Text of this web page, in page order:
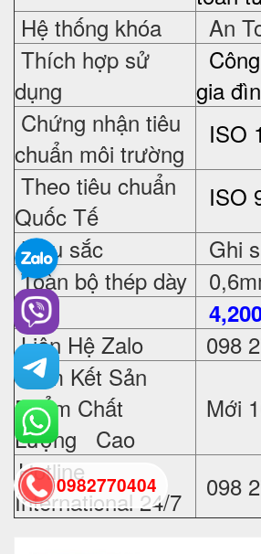
Hệ thống khóa
An
Thích hợp sử
dụng
gia
Chứng nhận tiêu
chuẩn môi trường
ISO
Theo tiêu chuẩn
Quốc Tế
ISO
Màu sắc
Ghi
Toàn bộ thép dày
Giá
Liên Hệ Zalo
098
Cam Kết Sản
Phẩm Chất
Lượng Cao
Mới
Hotline
International 24/7
098
0982770404